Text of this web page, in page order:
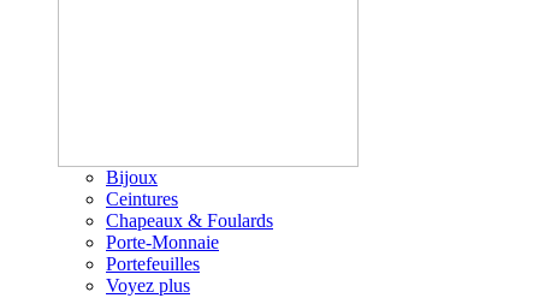
Bijoux
Ceintures
Chapeaux & Foulards
Porte-Monnaie
Portefeuilles
Voyez plus